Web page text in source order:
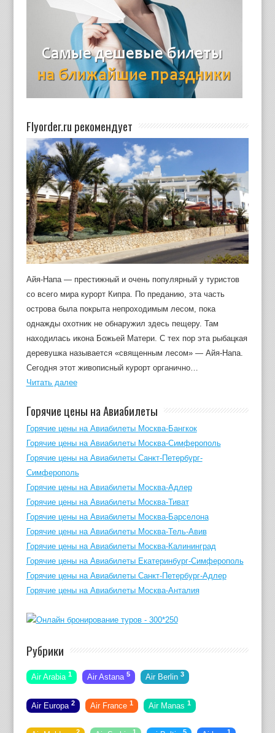
Flyorder.ru рекомендует
Айя-Напа — престижный и очень популярный у туристов
со всего мира курорт Кипра. По преданию, эта часть
острова была покрыта непроходимым лесом, пока
однажды охотник не обнаружил здесь пещеру. Там
находилась икона Божьей Матери. С тех пор эта рыбацкая
деревушка называется «священным лесом» — Айя-Напа.
Сегодня этот живописный курорт органично…
Читать далее
Горячие цены на Авиабилеты
Горячие цены на Авиабилеты Москва-Бангкок
Горячие цены на Авиабилеты Москва-Симферополь
Горячие цены на Авиабилеты Санкт-Петербург-
Симферополь
Горячие цены на Авиабилеты Москва-Адлер
Горячие цены на Авиабилеты Москва-Тиват
Горячие цены на Авиабилеты Москва-Барселона
Горячие цены на Авиабилеты Москва-Тель-Авив
Горячие цены на Авиабилеты Москва-Калининград
Горячие цены на Авиабилеты Екатеринбург-Симферополь
Горячие цены на Авиабилеты Санкт-Петербург-Адлер
Горячие цены на Авиабилеты Москва-Анталия
Рубрики
Air Arabia 1 Air Astana 5 Air Berlin 3
Air Europa 2 Air France 1 Air Manas 1